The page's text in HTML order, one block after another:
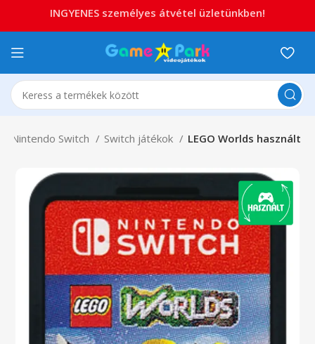
Nintendo Switch Switch játékok LEGO Worlds használt
INGYENES személyes átvétel üzletünkben!